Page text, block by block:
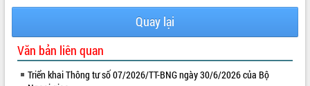
Quay lại
Văn bản liên quan
Triển khai Thông tư số 07/2026/TT-BNG ngày 30/6/2026 của Bộ